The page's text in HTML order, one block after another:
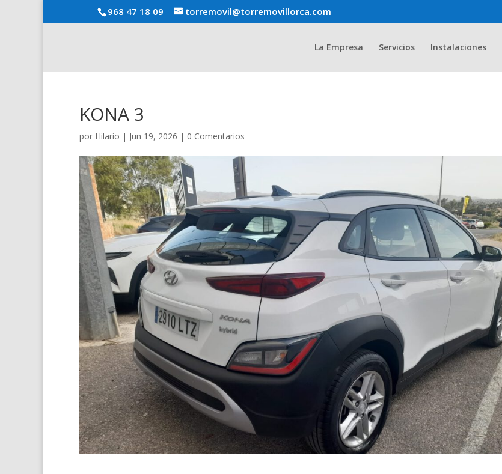
968 47 18 09 torremovil@torremovillorca.com
La Empresa Servicios Instalaciones
KONA 3
por Hilario | Jun 19, 2026 | 0 Comentarios